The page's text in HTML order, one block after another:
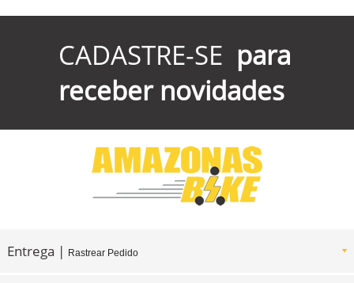
CADASTRE-SE para
receber novidades
Entrega | Rastrear Pedido